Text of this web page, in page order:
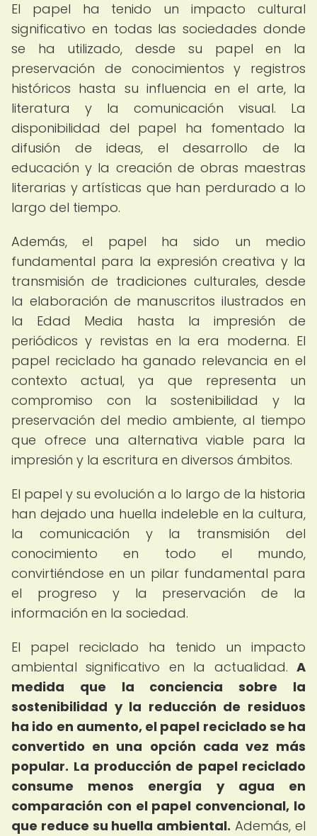
El papel ha tenido un impacto cultural
significativo en todas las sociedades donde
se ha utilizado, desde su papel en la
preservación de conocimientos y registros
históricos hasta su influencia en el arte, la
literatura y la comunicación visual. La
disponibilidad del papel ha fomentado la
difusión de ideas, el desarrollo de la
educación y la creación de obras maestras
literarias y artísticas que han perdurado a lo
largo del tiempo.
Además, el papel ha sido un medio
fundamental para la expresión creativa y la
transmisión de tradiciones culturales, desde
la elaboración de manuscritos ilustrados en
la Edad Media hasta la impresión de
periódicos y revistas en la era moderna. El
papel reciclado ha ganado relevancia en el
contexto actual, ya que representa un
compromiso con la sostenibilidad y la
preservación del medio ambiente, al tiempo
que ofrece una alternativa viable para la
impresión y la escritura en diversos ámbitos.
El papel y su evolución a lo largo de la historia
han dejado una huella indeleble en la cultura,
la comunicación y la transmisión del
conocimiento en todo el mundo,
convirtiéndose en un pilar fundamental para
el progreso y la preservación de la
información en la sociedad.
El papel reciclado ha tenido un impacto
ambiental significativo en la actualidad. A
medida que la conciencia sobre la
sostenibilidad y la reducción de residuos
ha ido en aumento, el papel reciclado se ha
convertido en una opción cada vez más
popular. La producción de papel reciclado
consume menos energía y agua en
comparación con el papel convencional, lo
que reduce su huella ambiental. Además, el